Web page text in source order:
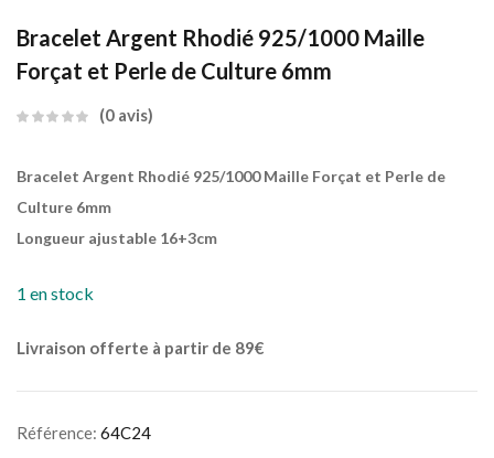
Bracelet Argent Rhodié 925/1000 Maille
Forçat et Perle de Culture 6mm
0 avis
Bracelet Argent Rhodié 925/1000 Maille Forçat et Perle de
Culture 6mm
Longueur ajustable 16+3cm
1 en stock
Livraison offerte à partir de 89€
Référence: 64C24